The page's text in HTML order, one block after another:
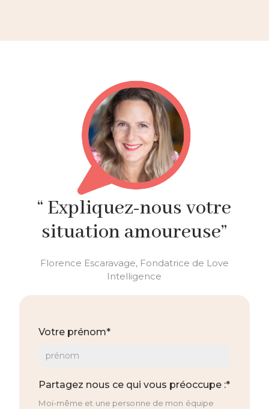
“ Expliquez-nous votre
situation amoureuse”
Florence Escaravage, Fondatrice de Love
Intelligence
Votre prénom*
Partagez nous ce qui vous préoccupe :*
Moi-même et une personne de mon équipe